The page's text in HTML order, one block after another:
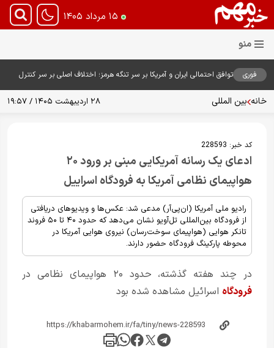
۱۵ مرداد ۱۴۰۵
فوری
توافق احتمالی ایران و آمریکا بر سر تنگه هرمز؛ اختلاف اصلی بر سر کنترل
خانه بین المللی ۲۸ اردیبهشت ۱۴۰۵ / ۱۹:۵۷
کد خبر: 228593
ادعای یک رسانه آمریکایی مبنی بر ورود ۲۰
هواپیمای نظامی آمریکا به فرودگاه اسراییل
رادیو ملی آمریکا (ان‌پی‌آر) مدعی شد: عکس‌ها و ویدیوهای دریافتی
از فرودگاه بین‌المللی تل‌آویو نشان می‌دهد که حدود ۴۰ تا ۵۰ فروند
تانکر هوایی (هواپیمای سوخت‌رسان) نیروی هوایی آمریکا در
محوطه پارکینگ فرودگاه حضور دارند.
در چند هفته گذشته، حدود ۲۰ هواپیمای نظامی در
فرودگاه اسرائیل مشاهده شده بود